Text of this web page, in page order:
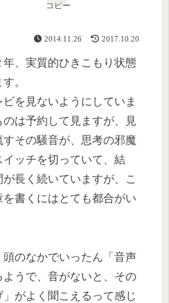
コピー
2014.11.26 2017.10.20
、実質的ひきこもり状態
。
を見ないようにしていま
は予約して見ますが、見
その騒音が、思考の邪魔
ッチを切っていて、結
長く続いていますが、こ
書くにはとても都合がい
のなかでいったん「音声
うで、音がないと、その
」がよく聞こえるって感じ